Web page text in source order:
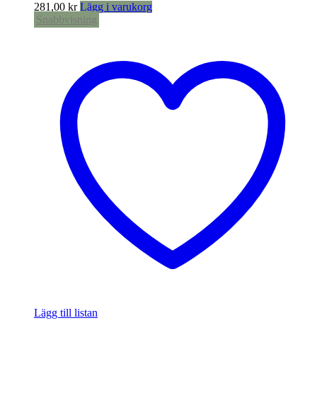
281,00 kr Lägg i varukorg
Snabbvisning
Lägg till listan